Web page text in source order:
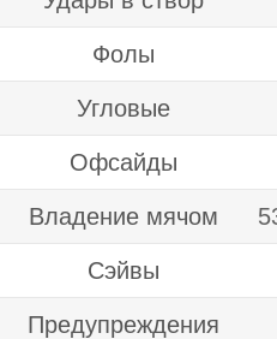
Фолы
Угловые
Офсайды
Владение мячом
Cэйвы
Предупреждения